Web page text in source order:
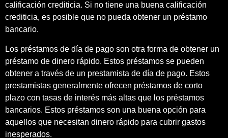
calificación crediticia. Si no tiene una buena calificación
crediticia, es posible que no pueda obtener un préstamo
bancario.
Los préstamos de día de pago son otra forma de obtener un
préstamo de dinero rápido. Estos préstamos se pueden
obtener a través de un prestamista de día de pago. Estos
prestamistas generalmente ofrecen préstamos de corto
plazo con tasas de interés más altas que los préstamos
bancarios. Estos préstamos son una buena opción para
aquellos que necesitan dinero rápido para cubrir gastos
inesperados.